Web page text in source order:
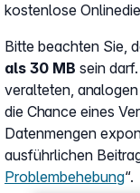
kostenlose
Bitte beachten Sie,
als 30 MB sein
veralteten,
die Chance eines
Datenmengen
ausführlichen
Problembehebung“.